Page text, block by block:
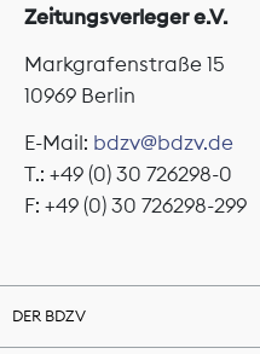
Zeitungsverleger e.V.
Markgrafenstraße 15
10969 Berlin
E-Mail: bdzv@bdzv.de
T.: +49 (0) 30 726298-0
F: +49 (0) 30 726298-299
DER BDZV